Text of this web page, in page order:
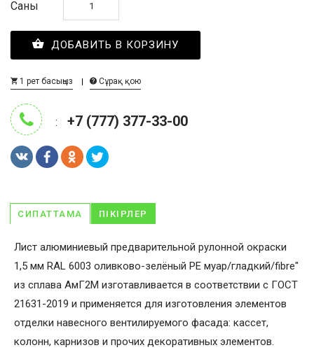
Саны
ДОБАВИТЬ В КОРЗИНУ
1 рет басыңыз Сұрақ қою
: +7 (777) 377-33-00
СИПАТТАМА ПІКІРЛЕР
Лист алюминиевый предварительной рулонной окраски
1,5 мм RAL 6003 оливково-зелёный PE муар/гладкий/fibre"
из сплава АмГ2М изготавливается в соответствии с ГОСТ
21631-2019 и применяется для изготовления элементов
отделки навесного вентилируемого фасада: кассет,
колонн, карнизов и прочих декоративных элементов.